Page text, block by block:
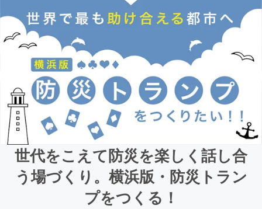
世代をこえて防災を楽しく話し合
う場づくり。横浜版・防災トラン
プをつくる！